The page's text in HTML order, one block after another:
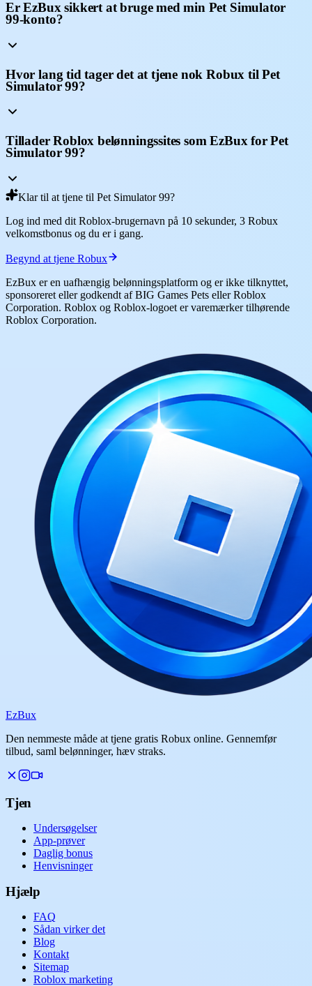
Er EzBux sikkert at bruge med min Pet Simulator
99-konto?
Hvor lang tid tager det at tjene nok Robux til Pet
Simulator 99?
Tillader Roblox belønningssites som EzBux for Pet
Simulator 99?
Klar til at tjene til Pet Simulator 99?
Log ind med dit Roblox-brugernavn på 10 sekunder, 3 Robux
velkomstbonus og du er i gang.
Begynd at tjene Robux
EzBux er en uafhængig belønningsplatform og er ikke tilknyttet,
sponsoreret eller godkendt af BIG Games Pets eller Roblox
Corporation. Roblox og Roblox-logoet er varemærker tilhørende
Roblox Corporation.
EzBux
Den nemmeste måde at tjene gratis Robux online. Gennemfør
tilbud, saml belønninger, hæv straks.
Tjen
Undersøgelser
App-prøver
Daglig bonus
Henvisninger
Hjælp
FAQ
Sådan virker det
Blog
Kontakt
Sitemap
Roblox marketing